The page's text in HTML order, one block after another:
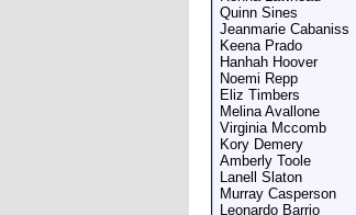
Quinn Sines
Jeanmarie Cabaniss
Keena Prado
Hanhah Hoover
Noemi Repp
Eliz Timbers
Melina Avallone
Virginia Mccomb
Kory Demery
Amberly Toole
Lanell Slaton
Murray Casperson
Leonardo Barrio